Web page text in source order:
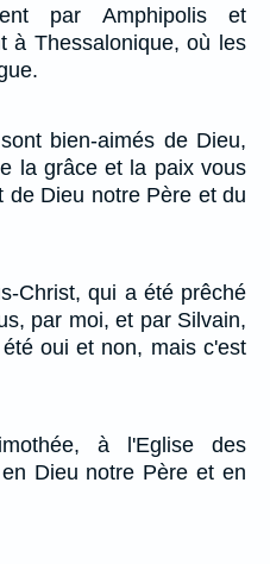
par Amphipolis et
à Thessalonique, où les
bien-aimés de Dieu,
la grâce et la paix vous
de Dieu notre Père et du
Christ, qui a été prêché
par moi, et par Silvain,
oui et non, mais c'est
à l'Eglise des
Dieu notre Père et en